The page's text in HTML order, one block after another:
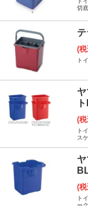
切
(
ト
(
ト
ス
(
ト